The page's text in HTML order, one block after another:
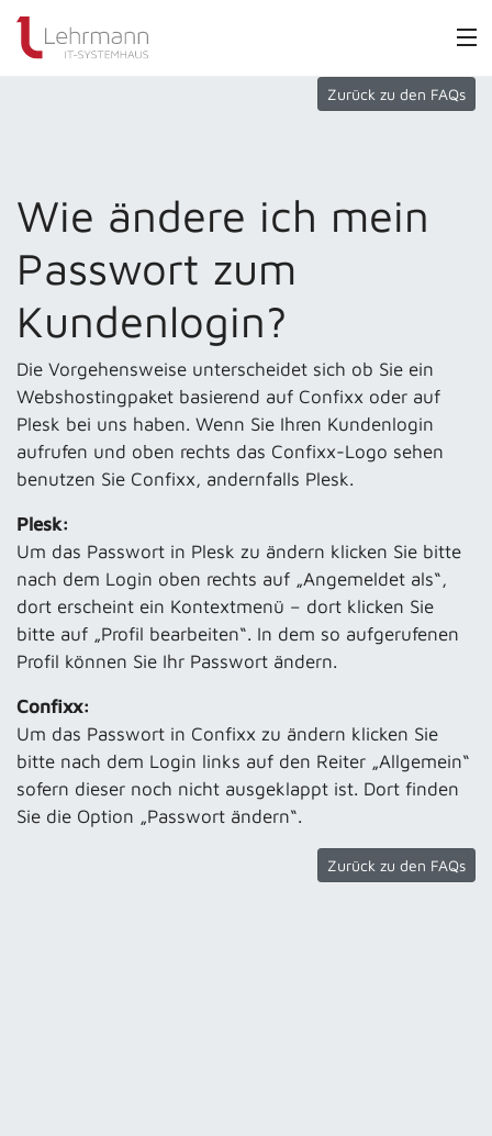
Zurück zu den FAQs
Wie ändere ich mein
Passwort zum
Kundenlogin?
Die Vorgehensweise unterscheidet sich ob Sie ein
Webshostingpaket basierend auf Confixx oder auf
Plesk bei uns haben. Wenn Sie Ihren Kundenlogin
aufrufen und oben rechts das Confixx-Logo sehen
benutzen Sie Confixx, andernfalls Plesk.
Plesk:
Um das Passwort in Plesk zu ändern klicken Sie bitte
nach dem Login oben rechts auf „Angemeldet als“,
dort erscheint ein Kontextmenü – dort klicken Sie
bitte auf „Profil bearbeiten“. In dem so aufgerufenen
Profil können Sie Ihr Passwort ändern.
Confixx:
Um das Passwort in Confixx zu ändern klicken Sie
bitte nach dem Login links auf den Reiter „Allgemein“
sofern dieser noch nicht ausgeklappt ist. Dort finden
Sie die Option „Passwort ändern“.
Zurück zu den FAQs